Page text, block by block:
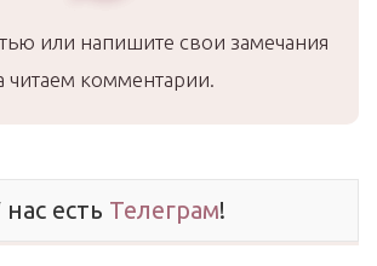
или напишите свои замечания
комментарии.
нас есть Телеграм!